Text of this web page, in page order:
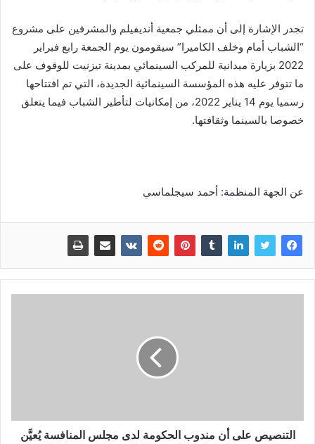
تجدر الإشارة إلى أن ممثلي جمعية أنديفيلم والمشرفين على مشروع
“الشباب أمام وخلف الكاميرا” سيقومون يوم الجمعة رابع فبراير
2022 بزيارة ميدانية للمركب السينمائي بمدينة تيزنيت للوقوف على
ما تتوفر عليه هذه المؤسسة السينمائية الجديدة، التي تم افتتاحها
رسميا يوم 14 يناير 2022، من إمكانيات لتأطير الشباب فيما يتعلق
خصوصا بالسينما وثقافتها.
عن الجهة المنظمة: أحمد سيجلماسي
التنصيص على أن مندوب الحكومة لدى مجلس المنافسة يُعيَّن